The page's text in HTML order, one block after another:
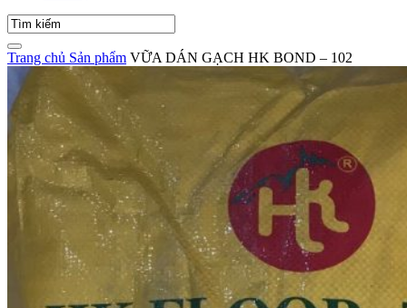
Trang chủ Sản phẩm VỮA DÁN GẠCH HK BOND – 102